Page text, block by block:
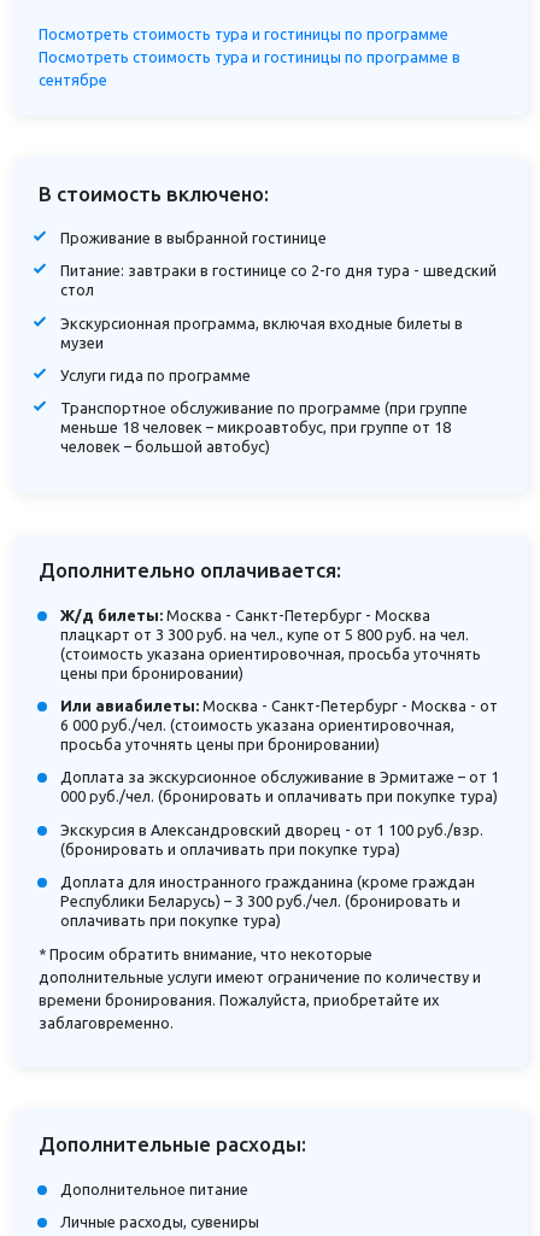
Посмотреть стоимость тура и гостиницы по программе
Посмотреть стоимость тура и гостиницы по программе в
сентябре
В стоимость включено:
Проживание в выбранной гостинице
Питание: завтраки в гостинице со 2-го дня тура - шведский
стол
Экскурсионная программа, включая входные билеты в
музеи
Услуги гида по программе
Транспортное обслуживание по программе (при группе
меньше 18 человек – микроавтобус, при группе от 18
человек – большой автобус)
Дополнительно оплачивается:
Ж/д билеты:Москва - Санкт-Петербург - Москва
плацкарт от 3 300 руб. на чел., купе от 5 800 руб. на чел.
(стоимость указана ориентировочная, просьба уточнять
цены при бронировании)
Или авиабилеты:Москва - Санкт-Петербург - Москва - от
6 000 руб./чел. (стоимость указана ориентировочная,
просьба уточнять цены при бронировании)
Доплата за экскурсионное обслуживание в Эрмитаже – от 1
000 руб./чел. (бронировать и оплачивать при покупке тура)
Экскурсия в Александровский дворец - от 1 100 руб./взр.
(бронировать и оплачивать при покупке тура)
Доплата для иностранного гражданина (кроме граждан
Республики Беларусь) – 3 300 руб./чел. (бронировать и
оплачивать при покупке тура)
* Просим обратить внимание, что некоторые
дополнительные услуги имеют ограничение по количеству и
времени бронирования. Пожалуйста, приобретайте их
заблаговременно.
Дополнительные расходы:
Дополнительное питание
Личные расходы, сувениры